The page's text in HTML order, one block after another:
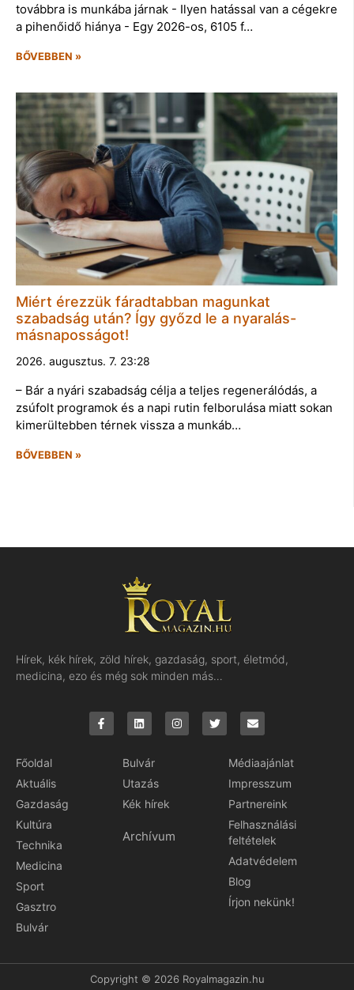
továbbra is munkába járnak - Ilyen hatással van a cégekre
a pihenőidő hiánya - Egy 2026-os, 6105 f…
BŐVEBBEN »
Miért érezzük fáradtabban magunkat
szabadság után? Így győzd le a nyaralás-
másnaposságot!
2026. augusztus. 7. 23:28
– Bár a nyári szabadság célja a teljes regenerálódás, a
zsúfolt programok és a napi rutin felborulása miatt sokan
kimerültebben térnek vissza a munkáb…
BŐVEBBEN »
Hírek, kék hírek, zöld hírek, gazdaság, sport, életmód,
medicina, ezo és még sok minden más…
Főoldal
Aktuális
Gazdaság
Kultúra
Technika
Medicina
Sport
Gasztro
Bulvár
Bulvár
Utazás
Kék hírek
Archívum
Médiaajánlat
Impresszum
Partnereink
Felhasználási
feltételek
Adatvédelem
Blog
Írjon nekünk!
Copyright © 2026 Royalmagazin.hu